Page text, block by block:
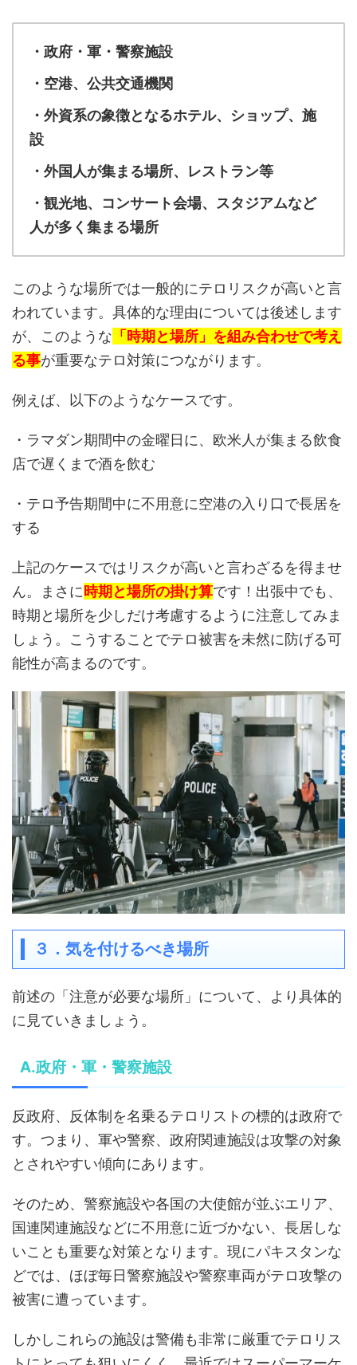
・政府・軍・警察施設
・空港、公共交通機関
・外資系の象徴となるホテル、ショップ、施
設
・外国人が集まる場所、レストラン等
・観光地、コンサート会場、スタジアムなど
人が多く集まる場所
このような場所では一般的にテロリスクが高いと言
われています。具体的な理由については後述します
が、このような 「時期と場所」を組み合わせで考え
る事が重要なテロ対策につながります。
例えば、以下のようなケースです。
・ラマダン期間中の金曜日に、欧米人が集まる飲食
店で遅くまで酒を飲む
・テロ予告期間中に不用意に空港の入り口で長居を
する
上記のケースではリスクが高いと言わざるを得ませ
ん。まさに時期と場所の掛け算です！出張中でも、
時期と場所を少しだけ考慮するように注意してみま
しょう。こうすることでテロ被害を未然に防げる可
能性が高まるのです。
３．気を付けるべき場所
前述の「注意が必要な場所」について、より具体的
に見ていきましょう。
A.政府・軍・警察施設
反政府、反体制を名乗るテロリストの標的は政府で
す。つまり、軍や警察、政府関連施設は攻撃の対象
とされやすい傾向にあります。
そのため、警察施設や各国の大使館が並ぶエリア、
国連関連施設などに不用意に近づかない、長居しな
いことも重要な対策となります。現にパキスタンな
どでは、ほぼ毎日警察施設や警察車両がテロ攻撃の
被害に遭っています。
しかしこれらの施設は警備も非常に厳重でテロリス